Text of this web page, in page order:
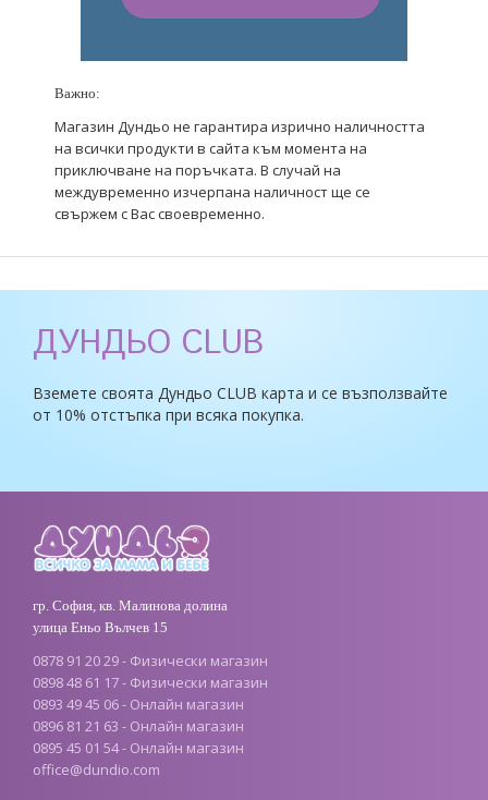
Важно:
Магазин Дундьо не гарантира изрично наличността
на всички продукти в сайта към момента на
приключване на поръчката. В случай на
междувременно изчерпана наличност ще се
свържем с Вас своевременно.
ДУНДЬО CLUB
Вземете своята Дундьо CLUB карта и се възползвайте
от 10% отстъпка при всяка покупка.
гр. София, кв. Малинова долина
улица Еньо Вълчев 15
0878 91 20 29 - Физически магазин
0898 48 61 17 - Физически магазин
0893 49 45 06 - Онлайн магазин
0896 81 21 63 - Онлайн магазин
0895 45 01 54 - Онлайн магазин
office@dundio.com